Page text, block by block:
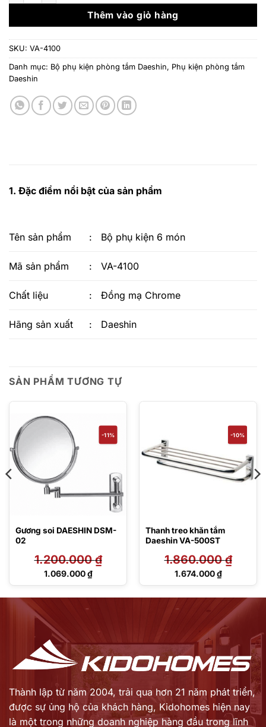
Thêm vào giỏ hàng
SKU: VA-4100
Danh mục: Bộ phụ kiện phòng tắm Daeshin, Phụ kiện phòng tắm
Daeshin
1. Đặc điểm nổi bật của sản phẩm
Tên sản phẩm : Bộ phụ kiện 6 món
Mã sản phẩm : VA-4100
Chất liệu : Đồng mạ Chrome
Hãng sản xuất : Daeshin
SẢN PHẨM TƯƠNG TỰ
-11%
Gương soi DAESHIN DSM-
02
1.200.000₫
Giá
1.069.000₫
Giá
-10%
Thanh treo khăn tắm
Daeshin VA-500ST
1.860.000₫
Giá
1.860.000 ₫.
1.674.000₫
Giá
1.674.000 ₫.
Thành lập từ năm 2004, trải qua hơn 21 năm phát triển,
được sự ủng hộ của khách hàng, Kidohomes hiện nay
là một trong những doanh nghiệp hàng đầu trong lĩnh